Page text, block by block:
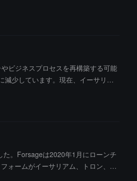
ビジネスプロセスを再構築する可能
減少しています。現在、イーサリア
ています。この傾向が続く場合、E
。Forsageは2020年1月にローンチ
ォームがイーサリアム、トロン、BN